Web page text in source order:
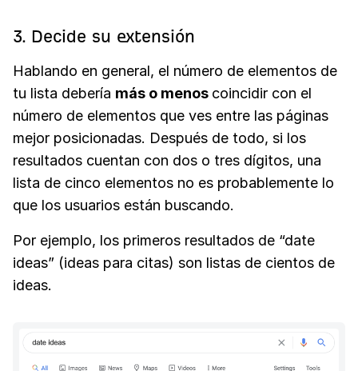
3. Decide su extensión
Hablando en general, el número de elementos de
tu lista debería más o menos coincidir con el
número de elementos que ves entre las páginas
mejor posicionadas. Después de todo, si los
resultados cuentan con dos o tres dígitos, una
lista de cinco elementos no es probablemente lo
que los usuarios están buscando.
Por ejemplo, los primeros resultados de “date
ideas” (ideas para citas) son listas de cientos de
ideas.